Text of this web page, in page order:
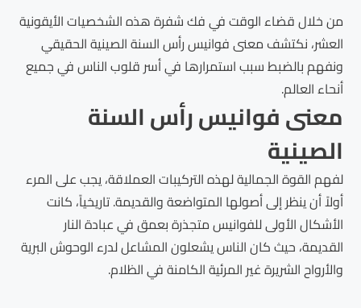
من خلال قضاء الوقت في فك شفرة هذه الشخصيات الأيقونية
العشر، نكتشف معنى فوانيس رأس السنة الصينية الحقيقي
ونفهم بالضبط سبب استمرارها في أسر قلوب الناس في جميع
أنحاء العالم.
معنى فوانيس رأس السنة
الصينية
لفهم القوة الجمالية لهذه التركيبات العملاقة، يجب على المرء
أولاً أن ينظر إلى أصولها المتواضعة والقديمة. تاريخياً، كانت
الأشكال الأولى للفوانيس متجذرة بعمق في عبادة النار
القديمة، حيث كان الناس يشعلون المشاعل لدرء الوحوش البرية
والأرواح الشريرة غير المرئية الكامنة في الظلام.